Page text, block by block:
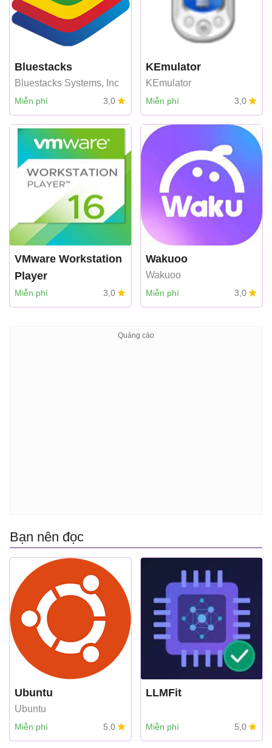
Bluestacks
Bluestacks Systems, Inc
Miễn phí 3,0
KEmulator
KEmulator
Miễn phí 3,0
VMware Workstation
Player
VMware
Miễn phí 3,0
Wakuoo
Wakuoo
Miễn phí 3,0
Bạn nên đọc
Ubuntu
Ubuntu
Miễn phí 5,0
LLMFit
Miễn phí 5,0